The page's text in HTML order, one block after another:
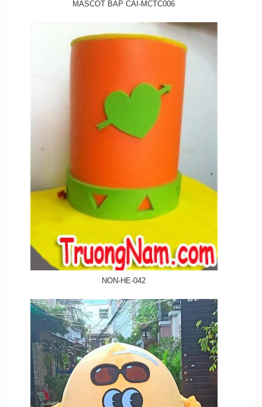
MASCOT BẮP CẢI-MCTC006
NON-HE-042